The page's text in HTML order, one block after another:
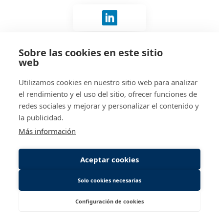
Sobre las cookies en este sitio
web
Utilizamos cookies en nuestro sitio web para analizar
el rendimiento y el uso del sitio, ofrecer funciones de
redes sociales y mejorar y personalizar el contenido y
la publicidad.
Más información
Aceptar cookies
Solo cookies necesarias
Configuración de cookies
Iniciar sesión con LinkedIn
¿No tienes cuenta? Conecta con nosotros